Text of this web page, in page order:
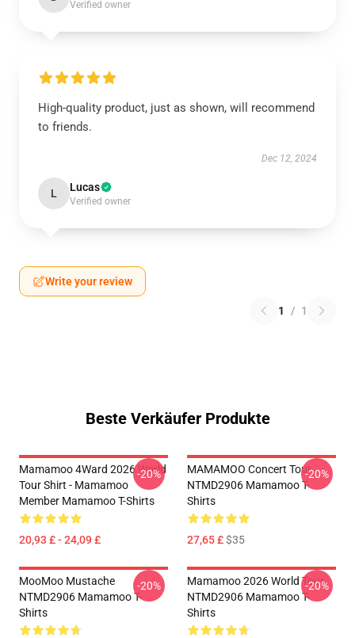
Verified owner
High-quality product, just as shown, will recommend
to friends.
Dec 12, 2024
L Lucas
Verified owner
Write your review
1 / 1
Beste Verkäufer Produkte
Mamamoo 4Ward 2026 World
Tour Shirt - Mamamoo
Member Mamamoo T-Shirts
20,93 £ - 24,09 £
-20%
MAMAMOO Concert Tour
NTMD2906 Mamamoo T-
Shirts
27,65 £$35
-20%
MooMoo Mustache
NTMD2906 Mamamoo T-
Shirts
-20%
Mamamoo 2026 World Tour
NTMD2906 Mamamoo T-
Shirts
-20%